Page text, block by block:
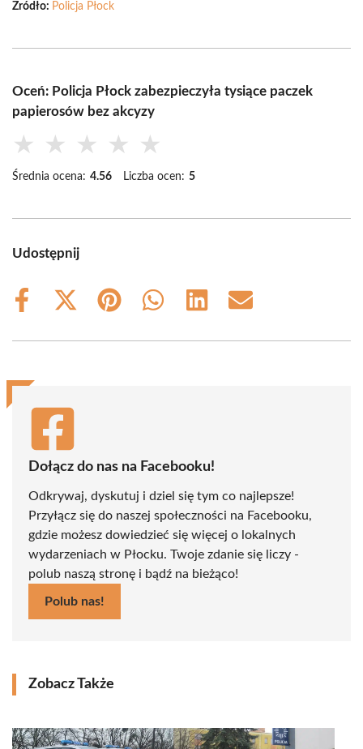
Źródło: Policja Płock
Oceń: Policja Płock zabezpieczyła tysiące paczek
papierosów bez akcyzy
★ ★ ★ ★ ★
Średnia ocena: 4.56 Liczba ocen: 5
Udostępnij
Share
Share
(Twitter)
Share
Share
Share
Share
Dołącz do nas na Facebooku!
Odkrywaj, dyskutuj i dziel się tym co najlepsze!
Przyłącz się do naszej społeczności na Facebooku,
gdzie możesz dowiedzieć się więcej o lokalnych
wydarzeniach w Płocku. Twoje zdanie się liczy -
polub naszą stronę i bądź na bieżąco!
Polub nas!
Zobacz Także